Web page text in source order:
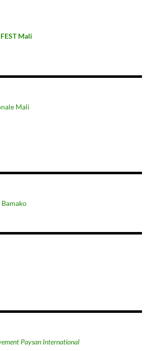
Mali
Mali
Bamako
Paysan International